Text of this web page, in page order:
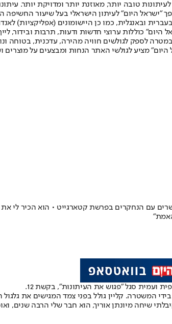
טובה יותר, מאוזנת יותר ומדויקת יותר.
המהדורה המודפסת הראשונה פורסמה ב-30 ביולי 2007, וב-2010 הפך "ישראל
כוללות ערוצי חדשות ודעות, תרבות ובידור,
במטרה לספק לגולשים חוויה מהירה, עדכנית,
מציע לגולשי האתר הנחות ומבצעים על
התראיין ב"פגוש את העיתונות", בקשת 12 וסיפר על הקשרים עם הנחקרים
ועמית סגל "פגוש את העיתונות", בקשת 12.
שיחה מיונתן אוריך, הוא חבר שלי הרבה שנים,